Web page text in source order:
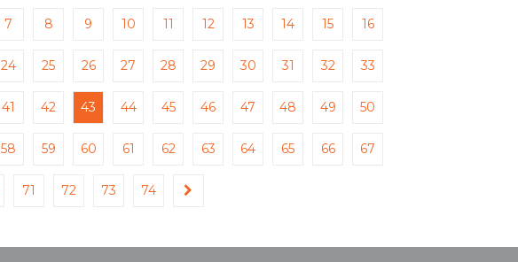
7 8 9 10 11 12 13 14 15 16
24 25 26 27 28 29 30 31 32 33
41 42 43 44 45 46 47 48 49 50
58 59 60 61 62 63 64 65 66 67
71 72 73 74